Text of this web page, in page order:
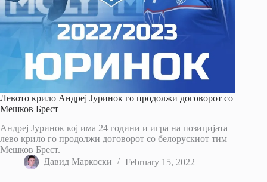
Левото крило Андреј Јуринок го продолжи договорот со
Мешков Брест
Андреј Јуринок кој има 24 години и игра на позицијата
лево крило го продолжи договорот со белорускиот тим
Мешков Брест.
Давид Маркоски
February 15, 2022